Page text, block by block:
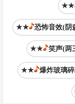
★★
★★ 恐怖音效(阴
★★ 笑声(两
★★ 爆炸玻璃